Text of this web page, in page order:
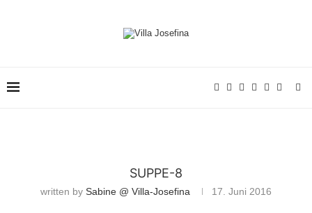
SUPPE-8
written by Sabine @ Villa-Josefina 17. Juni 2016